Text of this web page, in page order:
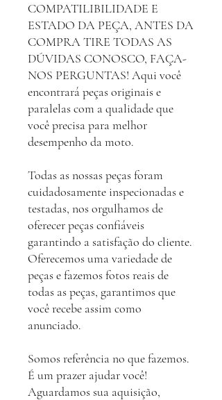
COMPATILIBILIDADE E
ESTADO DA PEÇA, ANTES DA
COMPRA TIRE TODAS AS
DÚVIDAS CONOSCO, FAÇA-
NOS PERGUNTAS! Aqui você
encontrará peças originais e
paralelas com a qualidade que
você precisa para melhor
desempenho da moto.
Todas as nossas peças foram
cuidadosamente inspecionadas e
testadas, nos orgulhamos de
oferecer peças confiáveis
garantindo a satisfação do cliente.
Oferecemos uma variedade de
peças e fazemos fotos reais de
todas as peças, garantimos que
você recebe assim como
anunciado.
Somos referência no que fazemos.
É um prazer ajudar você!
Aguardamos sua aquisição,